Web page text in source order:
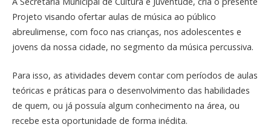
Projeto visando ofertar aulas de música ao público
abreulimense, com foco nas crianças, nos adolescentes e
jovens da nossa cidade, no segmento da música percussiva.
Para isso, as atividades devem contar com períodos de aulas
teóricas e práticas para o desenvolvimento das habilidades
de quem, ou já possuía algum conhecimento na área, ou
recebe esta oportunidade de forma inédita.